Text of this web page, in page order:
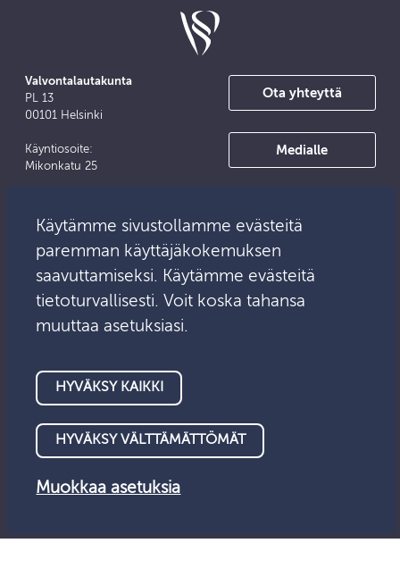
Valvontalautakunta
PL 13
00101 Helsinki
Käyntiosoite:
Mikonkatu 25
info@valvontalautakunta.fi
Ota yhteyttä
Medialle
Käytämme sivustollamme evästeitä
paremman käyttäjäkokemuksen
saavuttamiseksi. Käytämme evästeitä
tietoturvallisesti. Voit koska tahansa
muuttaa asetuksiasi.
HYVÄKSY VÄLTTÄMÄTTÖMÄT
HYVÄKSY KAIKKI
Muokkaa asetuksia